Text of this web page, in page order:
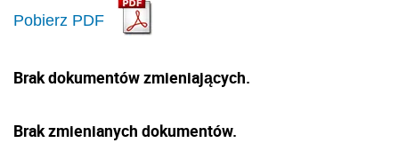
Pobierz PDF
Brak dokumentów zmieniających.
Brak zmienianych dokumentów.